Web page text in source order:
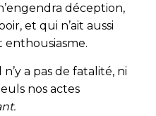
déception,
et qui n’ait aussi
n’y a pas de fatalité, ni
nos actes